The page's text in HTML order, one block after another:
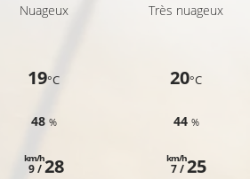
Nuageux
19°C
48 %
9 /
km/h28
Très nuageux
20°C
44 %
7 /
km/h25